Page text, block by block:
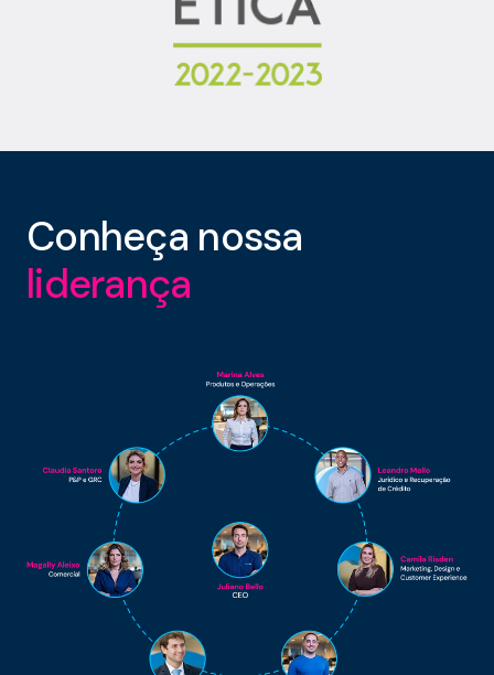
Conheça nossa
liderança